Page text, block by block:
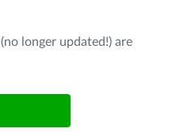
longer updated!) are